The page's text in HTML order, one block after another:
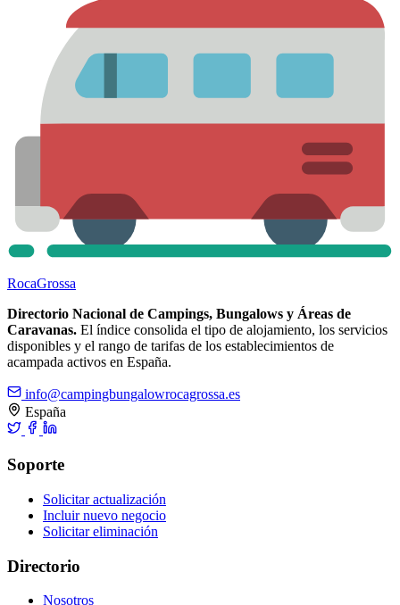
RocaGrossa
Directorio Nacional de Campings, Bungalows y Áreas de
Caravanas. El índice consolida el tipo de alojamiento, los servicios
disponibles y el rango de tarifas de los establecimientos de
acampada activos en España.
info@campingbungalowrocagrossa.es
España
Soporte
Solicitar actualización
Incluir nuevo negocio
Solicitar eliminación
Directorio
Nosotros